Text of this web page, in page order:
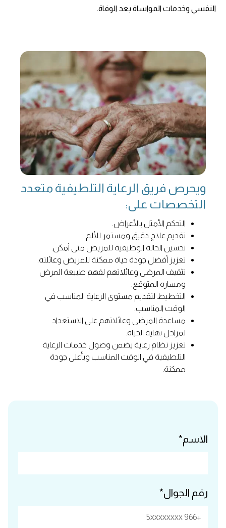
النفسي وخدمات المواساة بعد الوفاة.
ويحرص فريق الرعاية التلطيفية متعدد
التخصصات على:
التحكم الأمثل بالأعراض.
تقديم علاج دقيق ومستمر للألم.
تحسين الحالة الوظيفية للمريض متى أمكن.
تعزيز أفضل جودة حياة ممكنة للمريض وعائلته.
تثقيف المرضى وعائلاتهم لفهم طبيعة المرض
ومساره المتوقع.
التخطيط لتقديم مستوى الرعاية المناسب في
الوقت المناسب.
مساعدة المرضى وعائلاتهم على الاستعداد
لمراحل نهاية الحياة.
تعزيز نظام رعاية يضمن وصول خدمات الرعاية
التلطيفية في الوقت المناسب وبأعلى جودة
ممكنة.
الاسم*
رقم الجوال*